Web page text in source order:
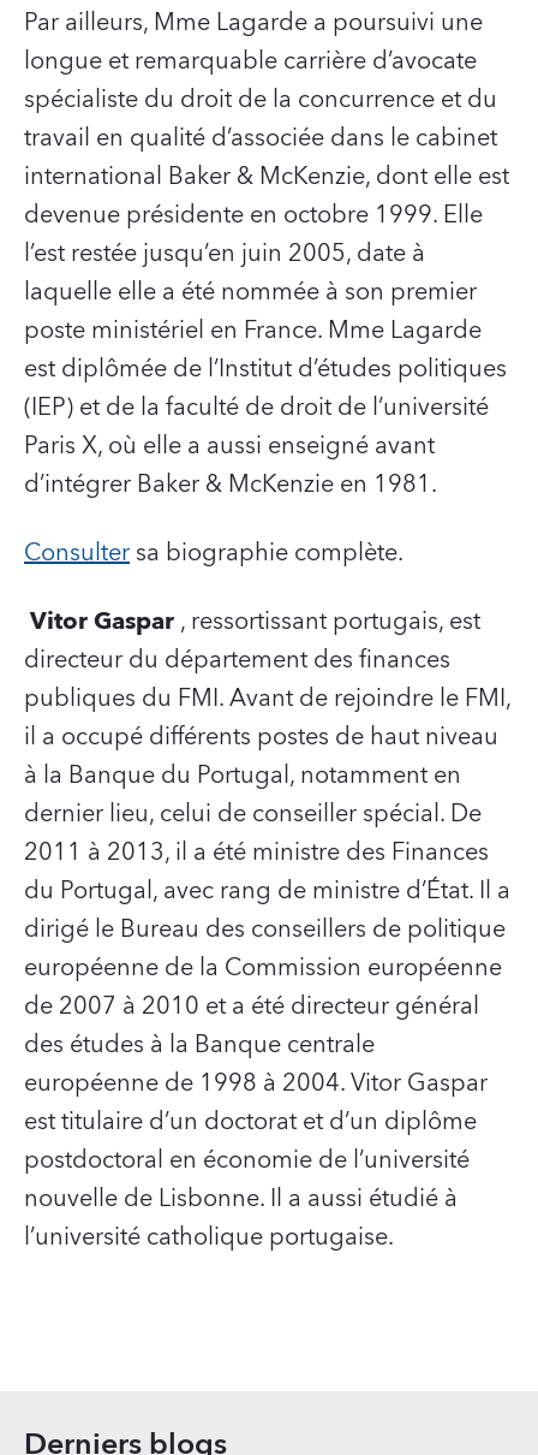
Par ailleurs, Mme Lagarde a poursuivi une
longue et remarquable carrière d’avocate
spécialiste du droit de la concurrence et du
travail en qualité d’associée dans le cabinet
international Baker & McKenzie, dont elle est
devenue présidente en octobre 1999. Elle
l’est restée jusqu’en juin 2005, date à
laquelle elle a été nommée à son premier
poste ministériel en France. Mme Lagarde
est diplômée de l’Institut d’études politiques
(IEP) et de la faculté de droit de l’université
Paris X, où elle a aussi enseigné avant
d’intégrer Baker & McKenzie en 1981.
Consultersa biographie complète.
Vitor Gaspar, ressortissant portugais, est
directeur du département des finances
publiques du FMI. Avant de rejoindre le FMI,
il a occupé différents postes de haut niveau
à la Banque du Portugal, notamment en
dernier lieu, celui de conseiller spécial. De
2011 à 2013, il a été ministre des Finances
du Portugal, avec rang de ministre d’État. Il a
dirigé le Bureau des conseillers de politique
européenne de la Commission européenne
de 2007 à 2010 et a été directeur général
des études à la Banque centrale
européenne de 1998 à 2004. Vitor Gaspar
est titulaire d’un doctorat et d’un diplôme
postdoctoral en économie de l’université
nouvelle de Lisbonne. Il a aussi étudié à
l’université catholique portugaise.
Derniers blogs